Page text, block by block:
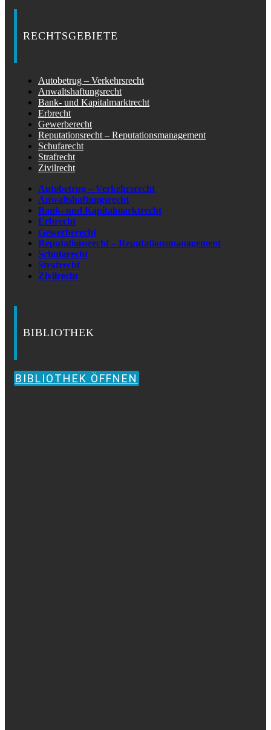
RECHTSGEBIETE
Autobetrug – Verkehrsrecht
Anwaltshaftungsrecht
Bank- und Kapitalmarktrecht
Erbrecht
Gewerberecht
Reputationsrecht – Reputationsmanagement
Schufarecht
Strafrecht
Zivilrecht
Autobetrug – Verkehrsrecht
Anwaltshaftungsrecht
Bank- und Kapitalmarktrecht
Erbrecht
Gewerberecht
Reputationsrecht – Reputationsmanagement
Schufarecht
Strafrecht
Zivilrecht
BIBLIOTHEK
BIBLIOTHEK ÖFFNEN